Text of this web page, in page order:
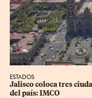
ESTADOS
Jalisco coloca tres
del país: IMCO